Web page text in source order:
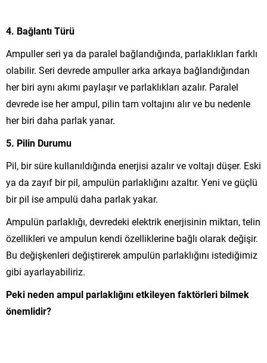
4. Bağlantı Türü
Ampuller seri ya da paralel bağlandığında, parlaklıkları farklı
olabilir. Seri devrede ampuller arka arkaya bağlandığından
her biri aynı akımı paylaşır ve parlaklıkları azalır. Paralel
devrede ise her ampul, pilin tam voltajını alır ve bu nedenle
her biri daha parlak yanar.
5. Pilin Durumu
Pil, bir süre kullanıldığında enerjisi azalır ve voltajı düşer. Eski
ya da zayıf bir pil, ampulün parlaklığını azaltır. Yeni ve güçlü
bir pil ise ampulü daha parlak yakar.
Ampulün parlaklığı, devredeki elektrik enerjisinin miktarı, telin
özellikleri ve ampulun kendi özelliklerine bağlı olarak değişir.
Bu değişkenleri değiştirerek ampulün parlaklığını istediğimiz
gibi ayarlayabiliriz.
Peki neden ampul parlaklığını etkileyen faktörleri bilmek
önemlidir?